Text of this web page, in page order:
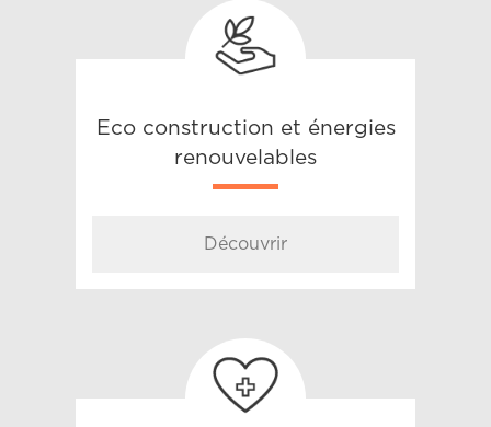
Eco construction et énergies
renouvelables
Découvrir